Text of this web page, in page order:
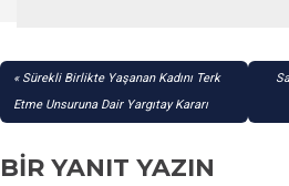
YAZI
GEZINMESI
Sürekli Birlikte Yaşanan Kadını Terk
Etme Unsuruna Dair Yargıtay Kararı
BIR YANIT YAZIN